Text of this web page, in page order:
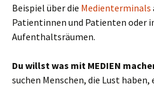
Beispiel über die Medienterminals
Patientinnen und Patienten oder
Aufenthaltsräumen.
Du willst was mit MEDIEN
suchen Menschen, die Lust